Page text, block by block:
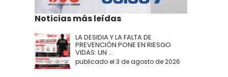
Noticias más leídas
LA DESIDIA Y LA FALTA DE
PREVENCIÓN PONE EN RIESGO
VIDAS: UN ...
publicado el 3 de agosto de 2026